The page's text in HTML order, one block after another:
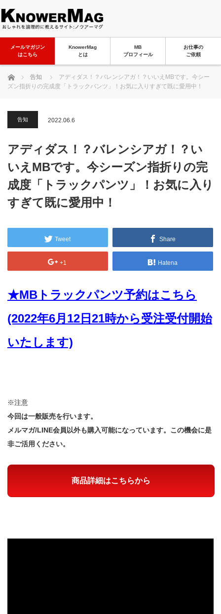
メールマガジン
はこちら
KnowerMag
とは
MB
プロフィール
お仕事の
ご依頼
ホーム 告知
アディダス！？バレンシアガ！？いいえMBです。今シー
ズン指折りの完成度「トラックパンツ」！お気に入りすぎて既に愛用中！
告知 2022.06.6
アディダス！？バレンシアガ！？い
いえMBです。今シーズン指折りの完
成度「トラックパンツ」！お気に入り
すぎて既に愛用中！
Tweet Share
+1 Hatena
★MBトラックパンツ予約はこちら
(2022年6月12日21時から受注受付開始
いたします)
※注意
今回は一般販売を行います。
メルマガ/LINE会員以外も購入可能になっています。この機会に是
非ご活用ください。
商品詳細はこちらから